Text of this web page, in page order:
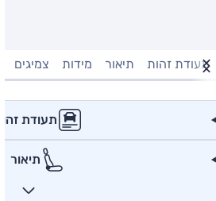
תעודת זהות תיאור מידות צמיגים
תעודת זהות
תיאור